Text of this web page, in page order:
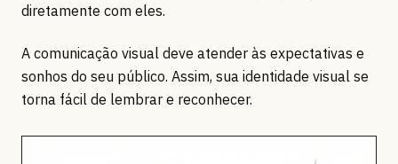
diretamente com eles.
A comunicação visual deve atender às expectativas e
sonhos do seu público. Assim, sua identidade visual se
torna fácil de lembrar e reconhecer.